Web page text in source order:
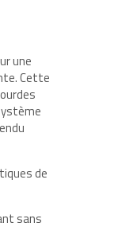
une
Cette
de
sans